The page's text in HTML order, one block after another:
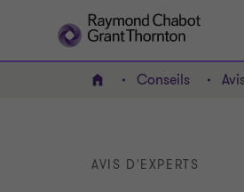
ACCUEILConseils
AVIS D'EXPERTS